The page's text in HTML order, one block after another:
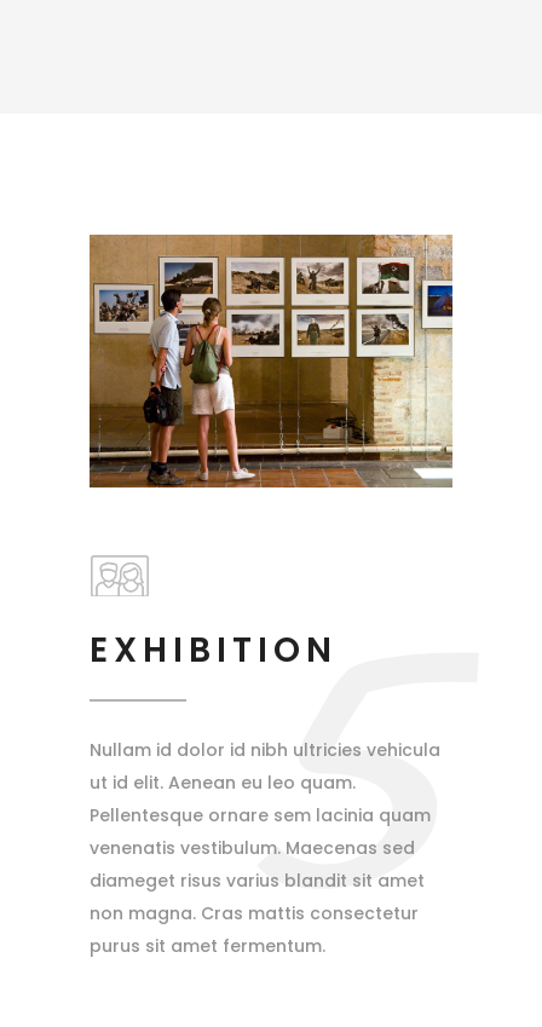
5
EXHIBITION
Nullam id dolor id nibh ultricies vehicula
ut id elit. Aenean eu leo quam.
Pellentesque ornare sem lacinia quam
venenatis vestibulum. Maecenas sed
diameget risus varius blandit sit amet
non magna. Cras mattis consectetur
purus sit amet fermentum.